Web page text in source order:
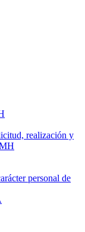
realización y
personal de